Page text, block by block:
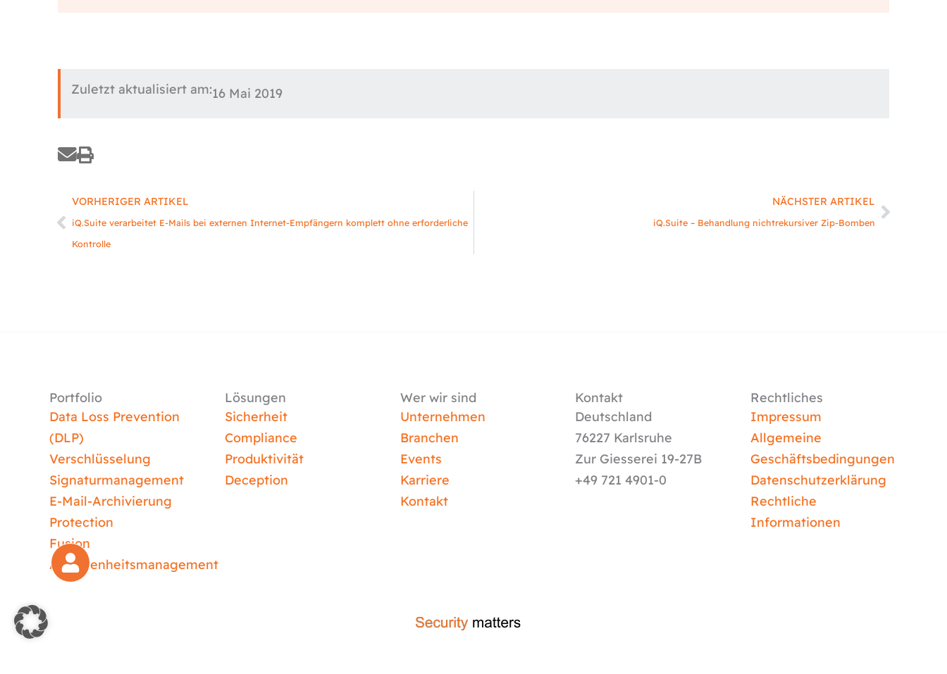
Zuletzt aktualisiert am:16 Mai 2019
Zurück
VORHERIGER ARTIKEL
iQ.Suite verarbeitet E-Mails bei externen Internet-Empfängern komplett ohne erforderliche
Kontrolle
NÄCHSTER ARTIKEL
iQ.Suite – Behandlung nichtrekursiver Zip-Bomben
Portfolio
Data Loss Prevention
(DLP)
Verschlüsselung
Signaturmanagement
E-Mail-Archivierung
Protection
Fusion
Abwesenheitsmanagement
Lösungen
Sicherheit
Compliance
Produktivität
Deception
Wer wir sind
Unternehmen
Branchen
Events
Karriere
Kontakt
Kontakt
Deutschland
76227 Karlsruhe
Zur Giesserei 19-27B
+49 721 4901-0
Rechtliches
Impressum
Allgemeine
Geschäftsbedingungen
Datenschutzerklärung
Rechtliche
Informationen